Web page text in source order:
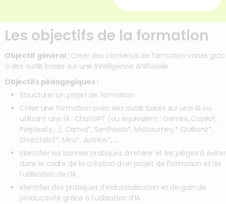
Les objectifs de la formation
Objectif général : Créer des contenus de formation variés
à des outils basés sur une Intelligence Artificielle
Objectifs pédagogiques :
Structurer un projet de formation
Créer une formation avec des outils basés sur une IA ou
utilisant une IA : ChatGPT (ou équivalent : Gemini, Copilot,
Perplexity,…), Canva*, Synthesia*, MidJourney,* Quillionz*,
SnatchBot*, Miro*, Autrice*, …
Identifier les bonnes pratiques à retenir et les pièges à éviter
dans le cadre de la création d’un projet de formation et de
l’utilisation de l’IA
Identifier des pratiques d’industrialisation et de gain de
productivité grâce à l’utilisation d’IA